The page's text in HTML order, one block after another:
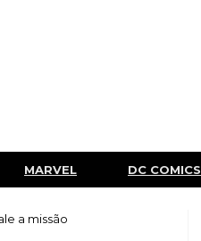
MARVEL DC COMICS
a missão